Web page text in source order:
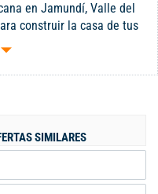
en Jamundí, Valle del
construir la casa de tus
y de alta valorización. La
pensados para el
SIMILARES